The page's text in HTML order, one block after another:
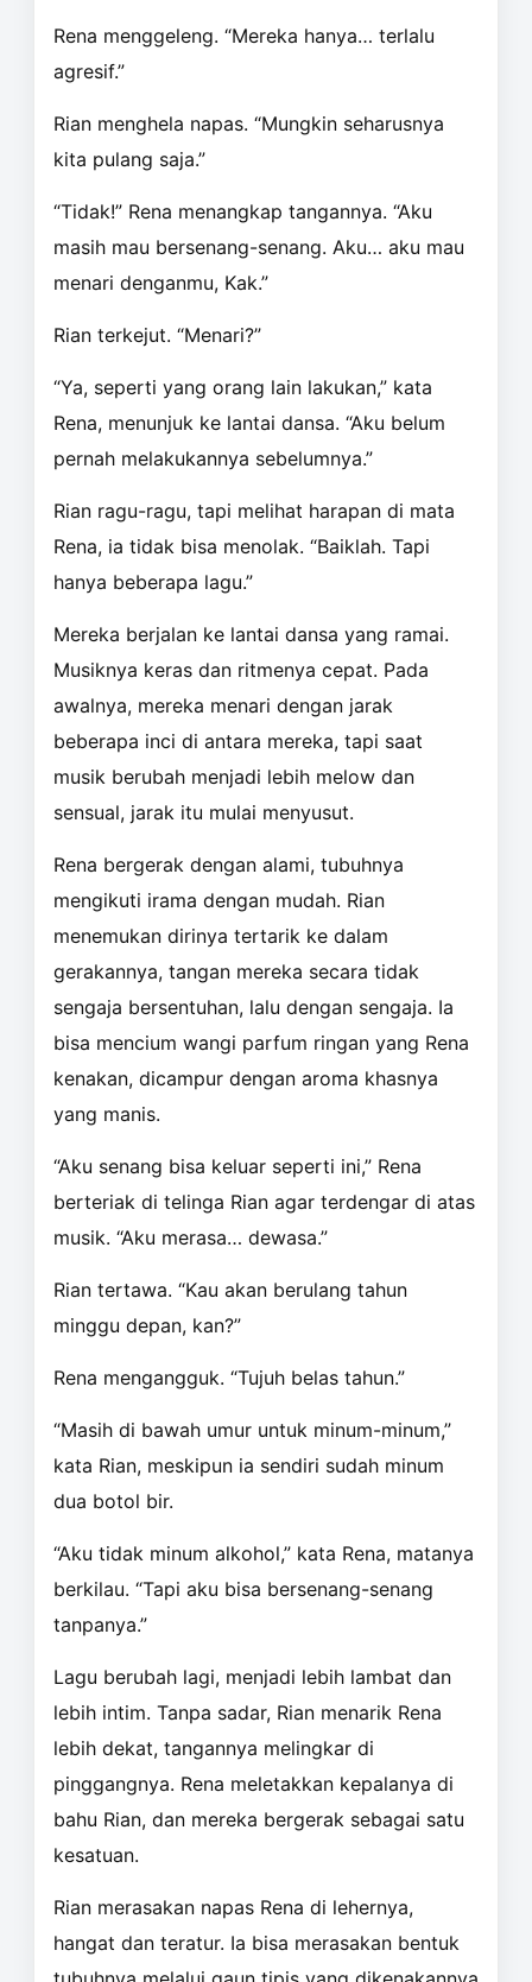
Rena menggeleng. “Mereka hanya… terlalu
agresif.”
Rian menghela napas. “Mungkin seharusnya
kita pulang saja.”
“Tidak!” Rena menangkap tangannya. “Aku
masih mau bersenang-senang. Aku… aku mau
menari denganmu, Kak.”
Rian terkejut. “Menari?”
“Ya, seperti yang orang lain lakukan,” kata
Rena, menunjuk ke lantai dansa. “Aku belum
pernah melakukannya sebelumnya.”
Rian ragu-ragu, tapi melihat harapan di mata
Rena, ia tidak bisa menolak. “Baiklah. Tapi
hanya beberapa lagu.”
Mereka berjalan ke lantai dansa yang ramai.
Musiknya keras dan ritmenya cepat. Pada
awalnya, mereka menari dengan jarak
beberapa inci di antara mereka, tapi saat
musik berubah menjadi lebih melow dan
sensual, jarak itu mulai menyusut.
Rena bergerak dengan alami, tubuhnya
mengikuti irama dengan mudah. Rian
menemukan dirinya tertarik ke dalam
gerakannya, tangan mereka secara tidak
sengaja bersentuhan, lalu dengan sengaja. Ia
bisa mencium wangi parfum ringan yang Rena
kenakan, dicampur dengan aroma khasnya
yang manis.
“Aku senang bisa keluar seperti ini,” Rena
berteriak di telinga Rian agar terdengar di atas
musik. “Aku merasa… dewasa.”
Rian tertawa. “Kau akan berulang tahun
minggu depan, kan?”
Rena mengangguk. “Tujuh belas tahun.”
“Masih di bawah umur untuk minum-minum,”
kata Rian, meskipun ia sendiri sudah minum
dua botol bir.
“Aku tidak minum alkohol,” kata Rena, matanya
berkilau. “Tapi aku bisa bersenang-senang
tanpanya.”
Lagu berubah lagi, menjadi lebih lambat dan
lebih intim. Tanpa sadar, Rian menarik Rena
lebih dekat, tangannya melingkar di
pinggangnya. Rena meletakkan kepalanya di
bahu Rian, dan mereka bergerak sebagai satu
kesatuan.
Rian merasakan napas Rena di lehernya,
hangat dan teratur. Ia bisa merasakan bentuk